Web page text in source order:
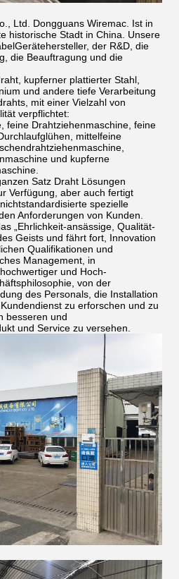
Ltd. Dongguans Wiremac. Ist in
historische Stadt in China. Unsere
der R&D, die
die Beauftragung und die
kupferner plattierter Stahl,
und andere tiefe Verarbeitung
mit einer Vielzahl von
verpflichtet:
feine Drahtziehenmaschine, feine
mittelfeine
und kupferne
Satz Draht Lösungen
Verfügung, aber auch fertigt
spezielle
Anforderungen von Kunden.
„Ehrlichkeit-ansässige, Qualität-
Geists und fährt fort, Innovation
Qualifikationen und
Management, in
und Hoch-
von der
des Personals, die Installation
zu erforschen und zu
besseren und
und Service zu versehen.